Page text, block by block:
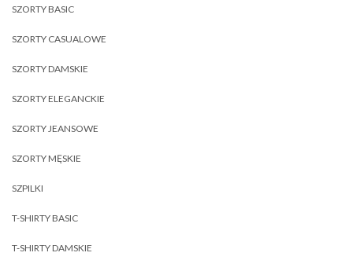
SZORTY BASIC
SZORTY CASUALOWE
SZORTY DAMSKIE
SZORTY ELEGANCKIE
SZORTY JEANSOWE
SZORTY MĘSKIE
SZPILKI
T-SHIRTY BASIC
T-SHIRTY DAMSKIE